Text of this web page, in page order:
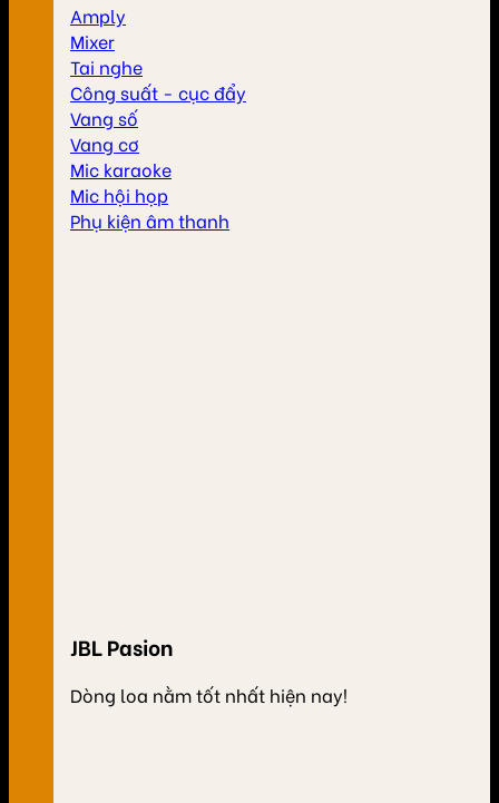
Amply
Mixer
Tai nghe
Công suất - cục đẩy
Vang số
Vang cơ
Mic karaoke
Mic hội họp
Phụ kiện âm thanh
JBL Pasion
Dòng loa nằm tốt nhất hiện nay!